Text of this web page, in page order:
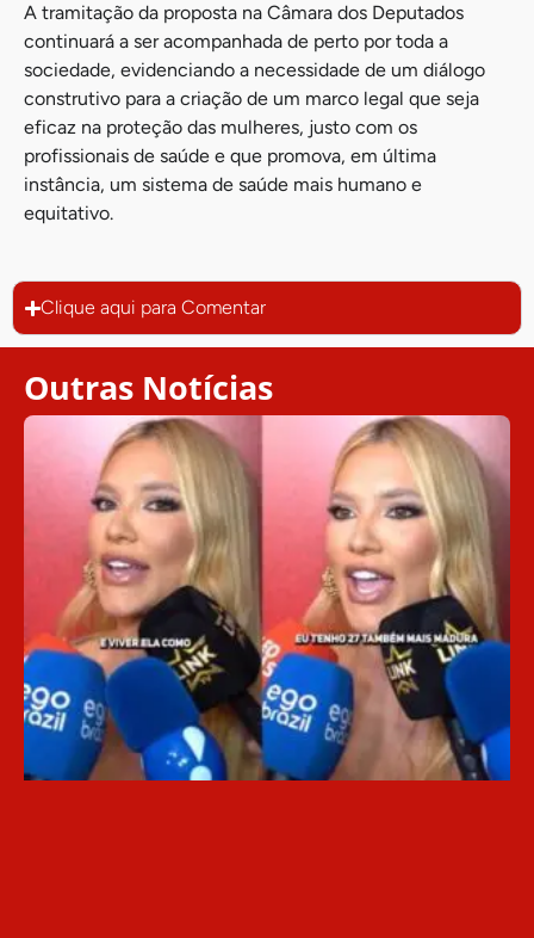
A tramitação da proposta na Câmara dos Deputados
continuará a ser acompanhada de perto por toda a
sociedade, evidenciando a necessidade de um diálogo
construtivo para a criação de um marco legal que seja
eficaz na proteção das mulheres, justo com os
profissionais de saúde e que promova, em última
instância, um sistema de saúde mais humano e
equitativo.
Clique aqui para Comentar
Outras Notícias